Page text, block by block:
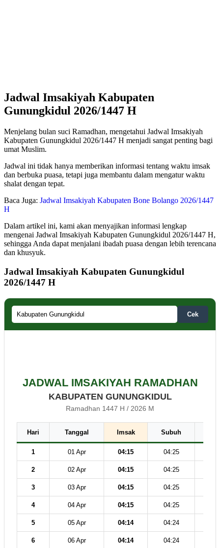
Jadwal Imsakiyah Kabupaten
Gunungkidul 2026/1447 H
Menjelang bulan suci Ramadhan, mengetahui Jadwal Imsakiyah
Kabupaten Gunungkidul 2026/1447 H menjadi sangat penting bagi
umat Muslim.
Jadwal ini tidak hanya memberikan informasi tentang waktu imsak
dan berbuka puasa, tetapi juga membantu dalam mengatur waktu
shalat dengan tepat.
Baca Juga: Jadwal Imsakiyah Kabupaten Bone Bolango 2026/1447
H
Dalam artikel ini, kami akan menyajikan informasi lengkap
mengenai Jadwal Imsakiyah Kabupaten Gunungkidul 2026/1447 H,
sehingga Anda dapat menjalani ibadah puasa dengan lebih terencana
dan khusyuk.
Jadwal Imsakiyah Kabupaten Gunungkidul
2026/1447 H
Cek
JADWAL IMSAKIYAH RAMADHAN
KABUPATEN GUNUNGKIDUL
Ramadhan 1447 H / 2026 M
Hari Tanggal Imsak Subuh
1 01 Apr 04:15 04:25
2 02 Apr 04:15 04:25
3 03 Apr 04:15 04:25
4 04 Apr 04:15 04:25
5 05 Apr 04:14 04:24
6 06 Apr 04:14 04:24